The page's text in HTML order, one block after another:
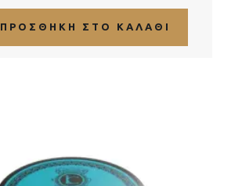
ΠΡΟΣΘΉΚΗ ΣΤΟ ΚΑΛΆΘΙ